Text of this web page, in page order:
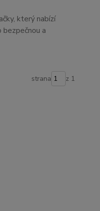
který nabízí
a
strana z 1